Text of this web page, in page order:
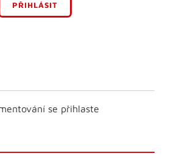
PŘIHLÁSIT
se přihlaste